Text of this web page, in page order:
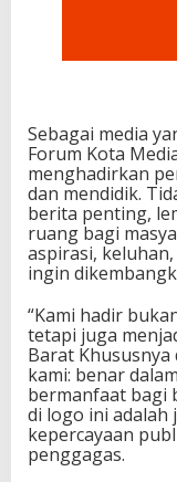
Sebagai media
Forum Kota
menghadirkan
dan mendidik.
berita penting,
ruang bagi
aspirasi,
ingin
“Kami hadir
tetapi juga
Barat
kami: benar
bermanfaat bagi
di logo ini adalah
kepercayaan
penggagas.